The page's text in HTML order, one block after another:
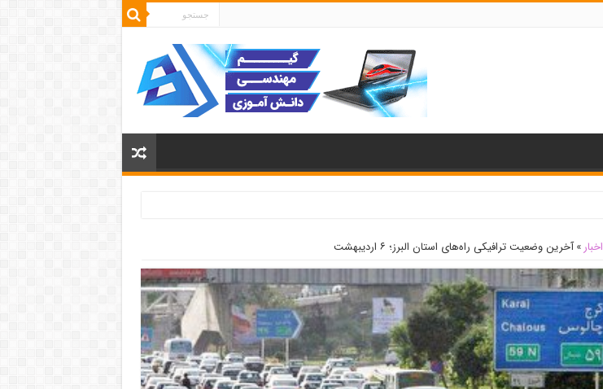
اخبار » آخرین وضعیت ترافیکی راه‌های استان البرز؛ ۶ اردیبهشت